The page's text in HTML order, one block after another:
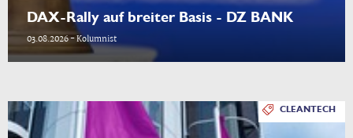
DAX-Rally auf breiter Basis - DZ BANK
03.08.2026 - Kolumnist
CLEANTECH